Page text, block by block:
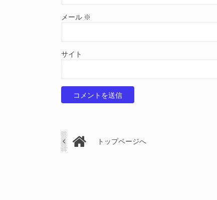
メール ※
サイト
トップページへ